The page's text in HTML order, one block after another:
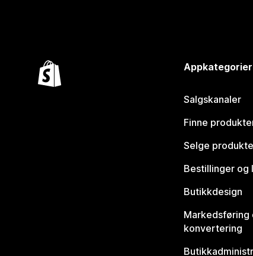
Appkategorier
Salgskanaler
Finne
Selge
Bestillinger og
Butikkdesign
Markedsføring
konvertering